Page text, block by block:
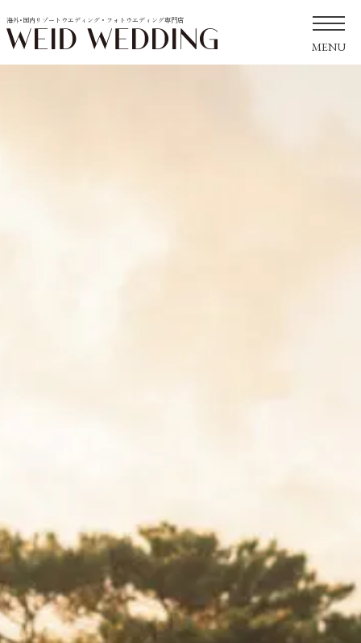
海外･国内リゾートウエディング・フォトウエディング専門店
MENU